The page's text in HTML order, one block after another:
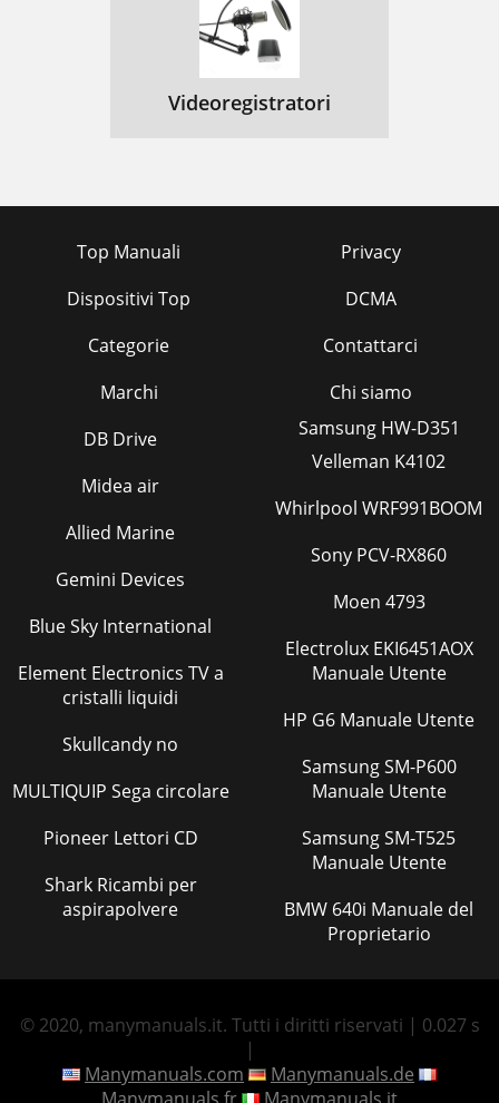
Videoregistratori
Top Manuali
Dispositivi Top
Categorie
Marchi
Privacy
DCMA
Contattarci
Chi siamo
DB Drive
Midea air
Allied Marine
Gemini Devices
Blue Sky International
Element Electronics TV a
cristalli liquidi
Skullcandy no
MULTIQUIP Sega circolare
Pioneer Lettori CD
Shark Ricambi per
aspirapolvere
Samsung HW-D351
Velleman K4102
Whirlpool WRF991BOOM
Sony PCV-RX860
Moen 4793
Electrolux EKI6451AOX
Manuale Utente
HP G6 Manuale Utente
Samsung SM-P600
Manuale Utente
Samsung SM-T525
Manuale Utente
BMW 640i Manuale del
Proprietario
© 2020, manymanuals.it. Tutti i diritti riservati | 0.027 s
|
Manymanuals.com
Manymanuals.de